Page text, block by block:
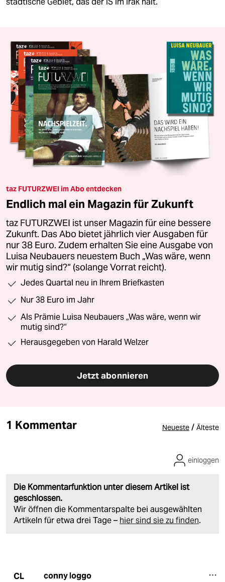
taz FUTURZWEI im Abo entdecken
Endlich mal ein Magazin für Zukunft
taz FUTURZWEI ist unser Magazin für eine bessere
Zukunft. Das Abo bietet jährlich vier Ausgaben für
nur 38 Euro. Zudem erhalten Sie eine Ausgabe von
Luisa Neubauers neuestem Buch „Was wäre, wenn
wir mutig sind?“ (solange Vorrat reicht).
Jedes Quartal neu in Ihrem Briefkasten
Nur 38 Euro im Jahr
Als Prämie Luisa Neubauers „Was wäre, wenn wir
mutig sind?“
Herausgegeben von Harald Welzer
Jetzt abonnieren
1 Kommentar Neueste / Älteste
Die Kommentarfunktion unter diesem Artikel ist
geschlossen.
Wir öffnen die Kommentarspalte bei ausgewählten
Artikeln für etwa drei Tage – hier sind sie zu finden.
einloggen
CL conny loggo